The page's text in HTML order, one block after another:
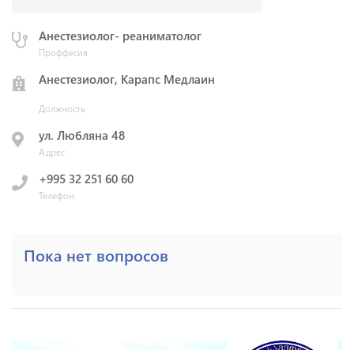
Анестезиолог- реаниматолог
Проффесия
Анестезиолог, Карапс Медлаин
Должность
ул. Любляна 48
Адрес
+995 32 251 60 60
Телефон
Пока нет вопросов